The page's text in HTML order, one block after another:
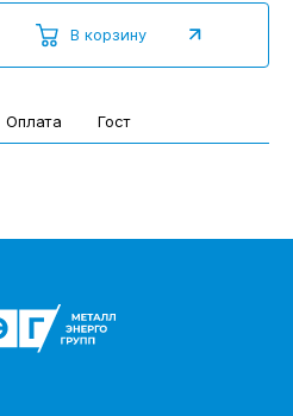
В корзину
Оплата Гост